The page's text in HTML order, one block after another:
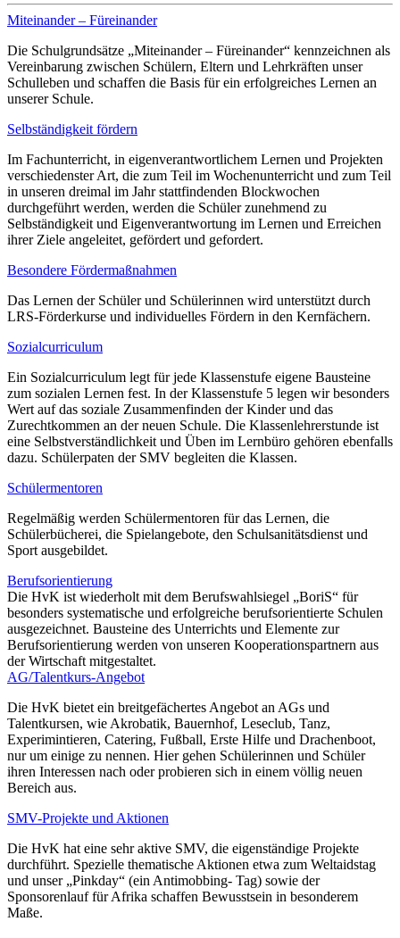
Miteinander – Füreinander
Die Schulgrundsätze „Miteinander – Füreinander“ kennzeichnen als
Vereinbarung zwischen Schülern, Eltern und Lehrkräften unser
Schulleben und schaffen die Basis für ein erfolgreiches Lernen an
unserer Schule.
Selbständigkeit fördern
Im Fachunterricht, in eigenverantwortlichem Lernen und Projekten
verschiedenster Art, die zum Teil im Wochenunterricht und zum Teil
in unseren dreimal im Jahr stattfindenden Blockwochen
durchgeführt werden, werden die Schüler zunehmend zu
Selbständigkeit und Eigenverantwortung im Lernen und Erreichen
ihrer Ziele angeleitet, gefördert und gefordert.
Besondere Fördermaßnahmen
Das Lernen der Schüler und Schülerinnen wird unterstützt durch
LRS-Förderkurse und individuelles Fördern in den Kernfächern.
Sozialcurriculum
Ein Sozialcurriculum legt für jede Klassenstufe eigene Bausteine
zum sozialen Lernen fest. In der Klassenstufe 5 legen wir besonders
Wert auf das soziale Zusammenfinden der Kinder und das
Zurechtkommen an der neuen Schule. Die Klassenlehrerstunde ist
eine Selbstverständlichkeit und Üben im Lernbüro gehören ebenfalls
dazu. Schülerpaten der SMV begleiten die Klassen.
Schülermentoren
Regelmäßig werden Schülermentoren für das Lernen, die
Schülerbücherei, die Spielangebote, den Schulsanitätsdienst und
Sport ausgebildet.
Berufsorientierung
Die HvK ist wiederholt mit dem Berufswahlsiegel „BoriS“ für
besonders systematische und erfolgreiche berufsorientierte Schulen
ausgezeichnet. Bausteine des Unterrichts und Elemente zur
Berufsorientierung werden von unseren Kooperationspartnern aus
der Wirtschaft mitgestaltet.
AG/Talentkurs-Angebot
Die HvK bietet ein breitgefächertes Angebot an AGs und
Talentkursen, wie Akrobatik, Bauernhof, Leseclub, Tanz,
Experimintieren, Catering, Fußball, Erste Hilfe und Drachenboot,
nur um einige zu nennen. Hier gehen Schülerinnen und Schüler
ihren Interessen nach oder probieren sich in einem völlig neuen
Bereich aus.
SMV-Projekte und Aktionen
Die HvK hat eine sehr aktive SMV, die eigenständige Projekte
durchführt. Spezielle thematische Aktionen etwa zum Weltaidstag
und unser „Pinkday“ (ein Antimobbing- Tag) sowie der
Sponsorenlauf für Afrika schaffen Bewusstsein in besonderem
Maße.